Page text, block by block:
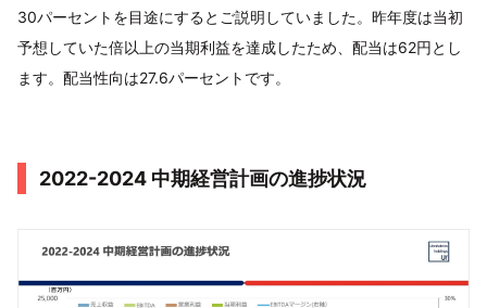
30パーセントを目途にするとご説明していました。昨年度は当初
予想していた倍以上の当期利益を達成したため、配当は62円とし
ます。配当性向は27.6パーセントです。
2022-2024 中期経営計画の進捗状況